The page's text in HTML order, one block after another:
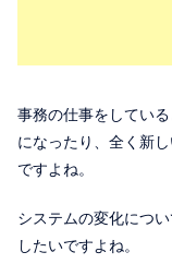
事務の仕事をしてい
になったり、全く新
ですよね。
システムの変化につ
したいですよね。